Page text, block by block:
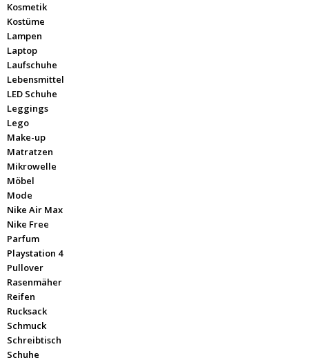
Kosmetik
Kostüme
Lampen
Laptop
Laufschuhe
Lebensmittel
LED Schuhe
Leggings
Lego
Make-up
Matratzen
Mikrowelle
Möbel
Mode
Nike Air Max
Nike Free
Parfum
Playstation 4
Pullover
Rasenmäher
Reifen
Rucksack
Schmuck
Schreibtisch
Schuhe